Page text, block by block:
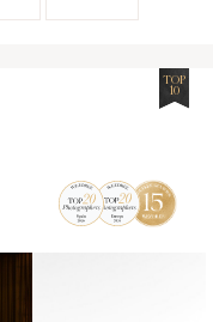
TOP
10